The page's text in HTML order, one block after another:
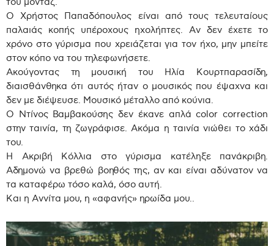
Ο Χρήστος Παπαδόπουλος είναι από τους τελευταίους
παλαιάς κοπής υπέροχους ηχολήπτες. Αν δεν έχετε το
χρόνο στο γύρισμα που χρειάζεται για τον ήχο, μην μπείτε
στον κόπο να του τηλεφωνήσετε.
Ακούγοντας τη μουσική του Ηλία Κουρτπαρασίδη,
διαισθάνθηκα ότι αυτός ήταν ο μουσικός που έψαχνα και
δεν με διέψευσε. Μουσικό μέταλλο από κούνια.
Ο Ντίνος Βαμβακούσης δεν έκανε απλά color correction
στην ταινία, τη ζωγράφισε. Ακόμα η ταινία νιώθει το χάδι
του.
Η Ακριβή Κόλλια στο γύρισμα κατέληξε πανάκριβη.
Αδημονώ να βρεθώ βοηθός της, αν και είναι αδύνατον να
τα καταφέρω τόσο καλά, όσο αυτή.
Και η Αννίτα μου, η «αφανής» ηρωίδα μου..